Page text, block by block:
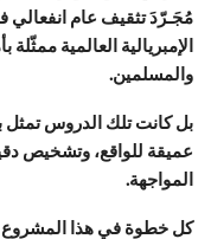
مُجَـرّدَ تثقيف عام انفعالي
الإمبريالية العالمية
والمسلمين.
بل كانت تلك الدروس تمثل
عميقة للواقع، وتشخيص
المواجهة.
كل خطوة في هذا